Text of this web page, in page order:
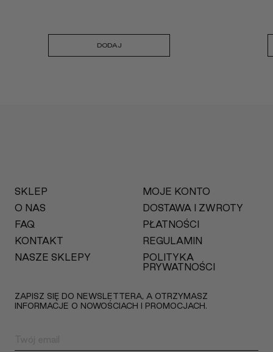
DODAJ
SKLEP
O NAS
FAQ
KONTAKT
NASZE SKLEPY
MOJE KONTO
DOSTAWA I ZWROTY
PŁATNOŚCI
REGULAMIN
POLITYKA
PRYWATNOŚCI
ZAPISZ SIĘ DO NEWSLETTERA, A OTRZYMASZ
INFORMACJE O NOWOŚCIACH I PROMOCJACH.